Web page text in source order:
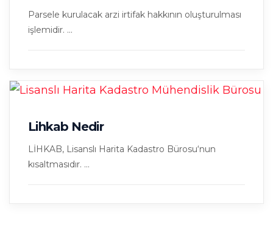
Parsele kurulacak arzi irtifak hakkının oluşturulması
işlemidir. ...
Lihkab Nedir
LİHKAB, Lisanslı Harita Kadastro Bürosu‘nun
kısaltmasıdır. ...